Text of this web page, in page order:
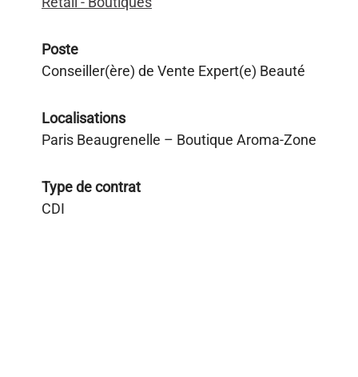
Poste
Conseiller(ère) de Vente Expert(e) Beauté
Localisations
Paris Beaugrenelle – Boutique Aroma-Zone
Type de contrat
CDI